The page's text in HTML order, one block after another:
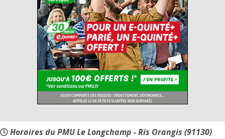
Horaires du PMU Le Longchamp - Ris Orangis (91130)